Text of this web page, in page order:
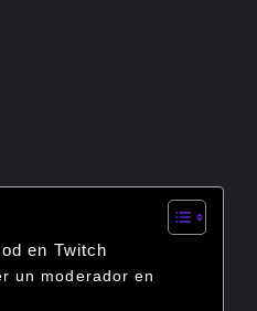
en Twitch
un moderador en